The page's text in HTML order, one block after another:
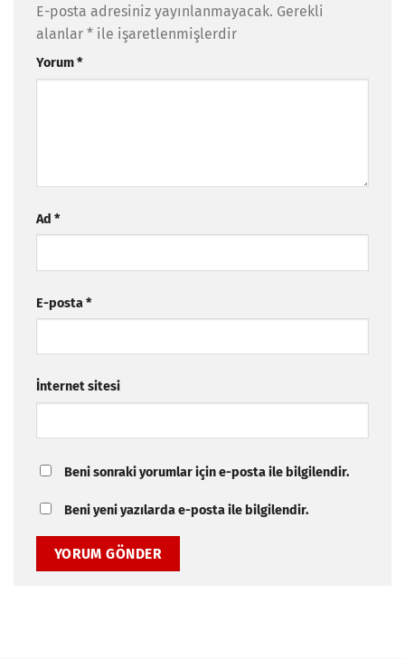
E-posta adresiniz yayınlanmayacak. Gerekli
alanlar * ile işaretlenmişlerdir
Yorum*
Ad *
E-posta*
İnternet sitesi
Beni sonraki yorumlar için e-posta ile bilgilendir.
Beni yeni yazılarda e-posta ile bilgilendir.